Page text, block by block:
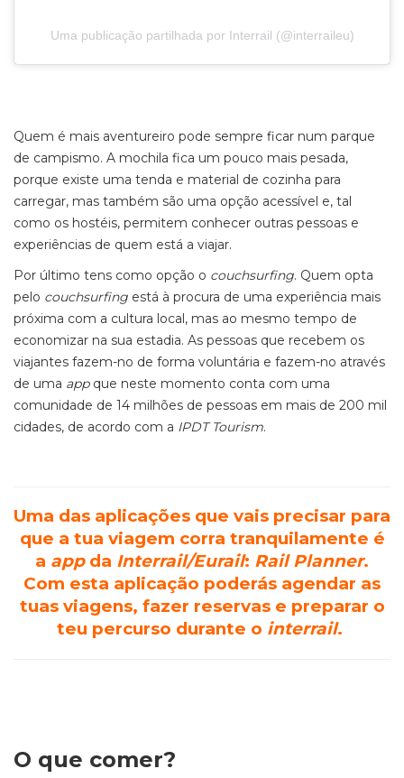
Uma publicação partilhada por Interrail (@interraileu)
Quem é mais aventureiro pode sempre ficar num parque
de campismo. A mochila fica um pouco mais pesada,
porque existe uma tenda e material de cozinha para
carregar, mas também são uma opção acessível e, tal
como os hostéis, permitem conhecer outras pessoas e
experiências de quem está a viajar.
Por último tens como opção o couchsurfing. Quem opta
pelo couchsurfing está à procura de uma experiência mais
próxima com a cultura local, mas ao mesmo tempo de
economizar na sua estadia. As pessoas que recebem os
viajantes fazem-no de forma voluntária e fazem-no através
de uma appque neste momento conta com uma
comunidade de 14 milhões de pessoas em mais de 200 mil
cidades, de acordo com a IPDT Tourism.
Uma das aplicações que vais precisar para
que a tua viagem corra tranquilamente é
a appda Interrail/Eurail: Rail Planner.
Com esta aplicação poderás agendar as
tuas viagens, fazer reservas e preparar o
teu percurso durante o interrail.
O que comer?